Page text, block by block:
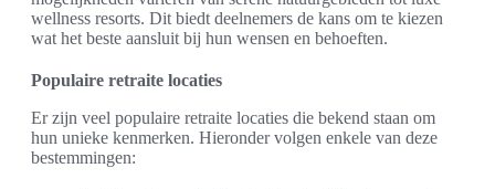
wellness resorts. Dit biedt deelnemers de kans om te kiezen
wat het beste aansluit bij hun wensen en behoeften.
Populaire retraite locaties
Er zijn veel populaire retraite locaties die bekend staan om
hun unieke kenmerken. Hieronder volgen enkele van deze
bestemmingen: